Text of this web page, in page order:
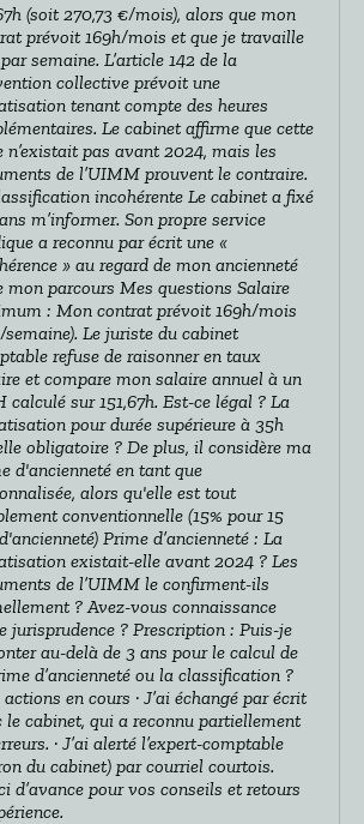
(soit 270,73 €/mois), alors que mon
prévoit 169h/mois et que je travaille
semaine. L’article 142 de la
collective prévoit une
tenant compte des heures
Le cabinet affirme que cette
n’existait pas avant 2024, mais les
de l’UIMM prouvent le contraire.
incohérente Le cabinet a fixé
m’informer. Son propre service
a reconnu par écrit une «
» au regard de mon ancienneté
mon parcours Mes questions Salaire
: Mon contrat prévoit 169h/mois
semaine). Le juriste du cabinet
refuse de raisonner en taux
et compare mon salaire annuel à un
calculé sur 151,67h. Est-ce légal ? La
pour durée supérieure à 35h
obligatoire ? De plus, il considère ma
d'ancienneté en tant que
alors qu'elle est tout
conventionnelle (15% pour 15
Prime d’ancienneté : La
existait-elle avant 2024 ? Les
de l’UIMM le confirment-ils
? Avez-vous connaissance
jurisprudence ? Prescription : Puis-je
au-delà de 3 ans pour le calcul de
d’ancienneté ou la classification ?
en cours · J’ai échangé par écrit
le cabinet, qui a reconnu partiellement
· J’ai alerté l’expert-comptable
du cabinet) par courriel courtois.
d’avance pour vos conseils et retours